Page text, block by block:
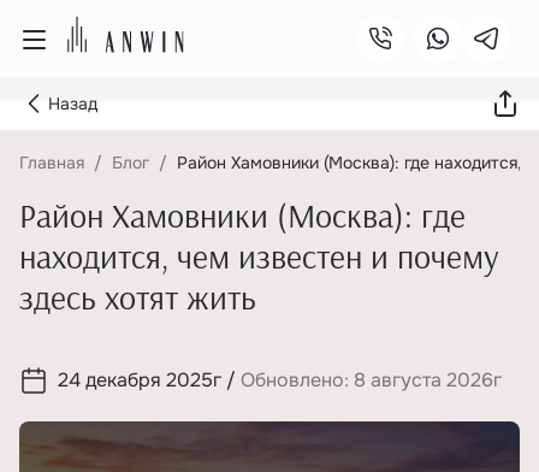
Назад
Главная Блог Район Хамовники (Москва): где находится,
Район Хамовники (Москва): где
находится, чем известен и почему
здесь хотят жить
24 декабря 2025г / Обновлено: 8 августа 2026г